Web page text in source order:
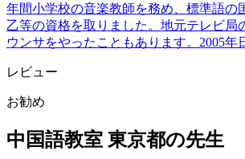
年間小学校の音楽教師を務め、標準語の
乙等の資格を取りました。地元テレビ局
ウンサをやったこともあります。2005年
レビュー
お勧め
中国語教室 東京都の先生